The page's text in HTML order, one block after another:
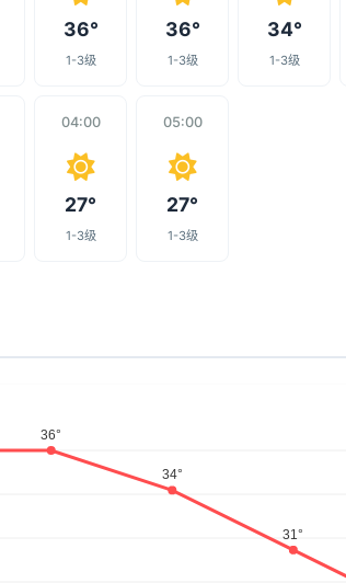
36°
1-3级
36°
1-3级
34°
1-3级
04:00
27°
1-3级
05:00
27°
1-3级